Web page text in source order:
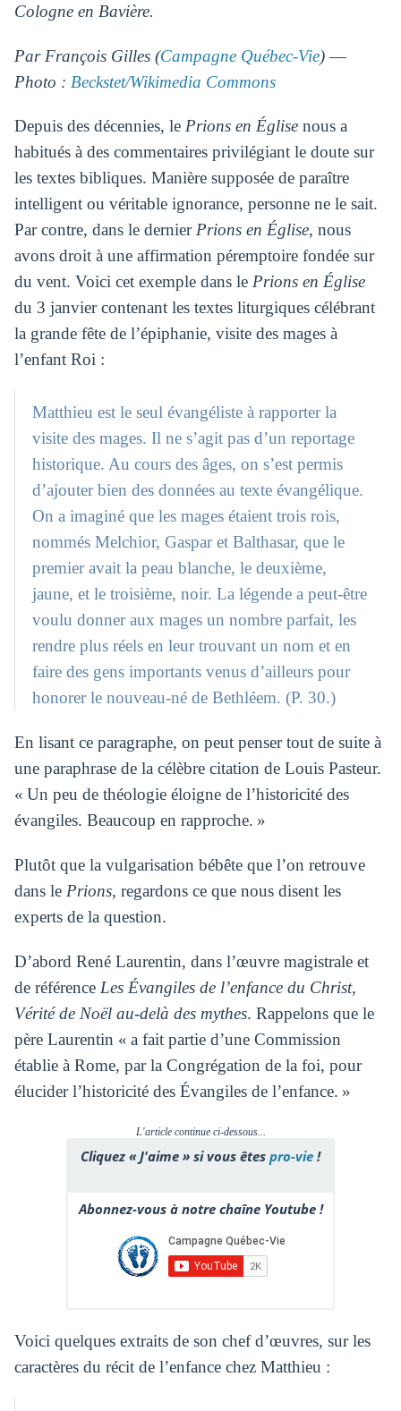
Cologne en Bavière.
Par François Gilles (Campagne Québec-Vie) ―
Photo : Beckstet/Wikimedia Commons
Depuis des décennies, le Prions en Églisenous a
habitués à des commentaires privilégiant le doute sur
les textes bibliques. Manière supposée de paraître
intelligent ou véritable ignorance, personne ne le sait.
Par contre, dans le dernierPrions en Église, nous
avons droit à une affirmation péremptoire fondée sur
du vent. Voici cet exemple dans le Prions en Église
du 3 janvier contenant les textes liturgiques célébrant
la grande fête de l’épiphanie, visite des mages à
l’enfant Roi :
Matthieu est le seul évangéliste à rapporter la
visite des mages. Il ne s’agit pas d’un reportage
historique. Au cours des âges, on s’est permis
d’ajouter bien des données au texte évangélique.
On a imaginé que les mages étaient trois rois,
nommés Melchior, Gaspar et Balthasar, que le
premier avait la peau blanche, le deuxième,
jaune, et le troisième, noir. La légende a peut-être
voulu donner aux mages un nombre parfait, les
rendre plus réels en leur trouvant un nom et en
faire des gens importants venus d’ailleurs pour
honorer le nouveau-né de Bethléem. (P. 30.)
En lisant ce paragraphe, on peut penser tout de suite à
une paraphrase de la célèbre citation de Louis Pasteur.
« Un peu de théologie éloigne de l’historicité des
évangiles. Beaucoup en rapproche. »
Plutôt que la vulgarisation bébête que l’on retrouve
dans le Prions, regardons ce que nous disent les
experts de la question.
D’abord René Laurentin, dans l’œuvre magistrale et
de référence Les Évangiles de l’enfance du Christ,
Vérité de Noël au-delà des mythes. Rappelons que le
père Laurentin « a fait partie d’une Commission
établie à Rome, par la Congrégation de la foi, pour
élucider l’historicité des Évangiles de l’enfance. »
L'article continue ci-dessous...
Cliquez « J'aime » si vous êtes pro-vie !
Abonnez-vous à notre chaîne Youtube !
Voici quelques extraits de son chef d’œuvres, sur les
caractères du récit de l’enfance chez Matthieu :